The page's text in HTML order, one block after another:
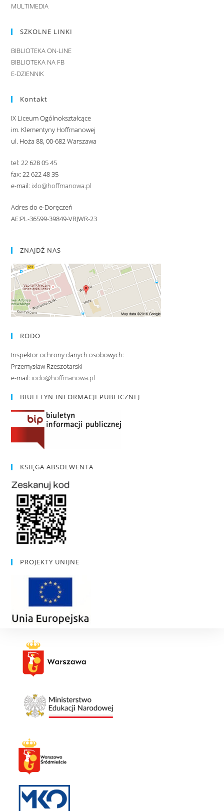
MULTIMEDIA
SZKOLNE LINKI
BIBLIOTEKA ON-LINE
BIBLIOTEKA NA FB
E-DZIENNIK
Kontakt
IX Liceum Ogólnokształcące
im. Klementyny Hoffmanowej
ul. Hoża 88, 00-682 Warszawa
tel: 22 628 05 45
fax: 22 622 48 35
e-mail: ixlo@hoffmanowa.pl
Adres do e-Doręczeń
AE:PL-36599-39849-VRJWR-23
ZNAJDŹ NAS
RODO
Inspektor ochrony danych osobowych:
Przemysław Rzeszotarski
e-mail: iodo@hoffmanowa.pl
BIULETYN INFORMACJI PUBLICZNEJ
KSIĘGA ABSOLWENTA
PROJEKTY UNIJNE